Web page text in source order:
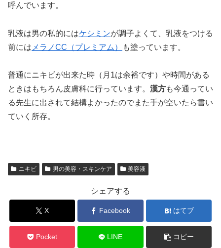
呼んでいます。
乳液は男の私的にはケシミンが調子よくて、乳液をつける
前には メラノCC（プレミアム） も塗っています。
普通にニキビが出来た時（月1は余裕です）や時間がある
ときはもちろん皮膚科に行っています。 漢方も今通ってい
る先生に出されて結構よかったのでまた手が空いたら書い
ていく所存。
ニキビ 男の美容・スキンケア 美容液
シェアする
X Facebook はてブ
Pocket LINE コピー